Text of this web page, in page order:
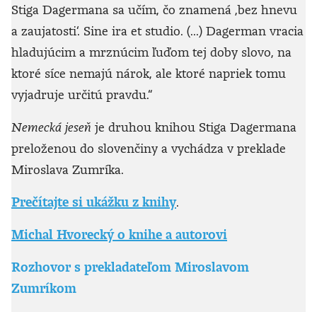
Stiga Dagermana sa učím, čo znamená ‚bez hnevu
a zaujatosti‘. Sine ira et studio. (...) Dagerman vracia
hladujúcim a mrznúcim ľuďom tej doby slovo, na
ktoré síce nemajú nárok, ale ktoré napriek tomu
vyjadruje určitú pravdu.“
Nemecká jeseň je druhou knihou Stiga Dagermana
preloženou do slovenčiny a vychádza v preklade
Miroslava Zumríka.
Prečítajte si ukážku z knihy.
Michal Hvorecký o knihe a autorovi
Rozhovor s prekladateľom Miroslavom
Zumríkom